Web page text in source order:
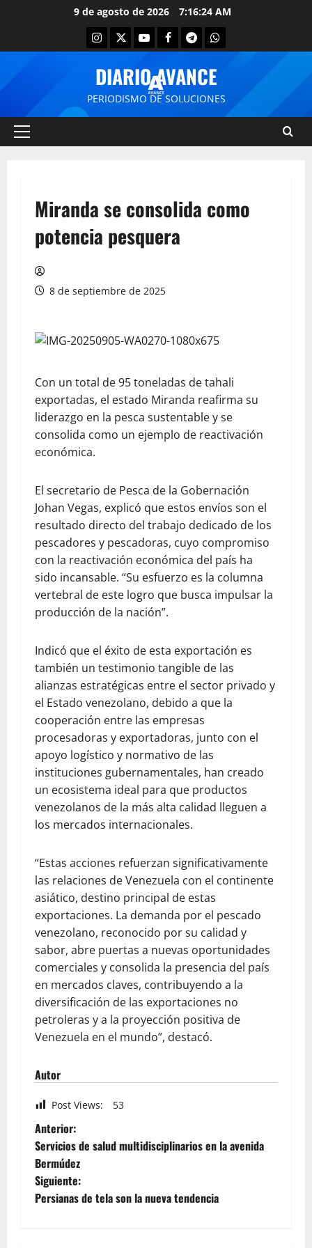
9 de agosto de 2026 7:16:24 AM
DIARIO AVANCE
PERIODISMO DE SOLUCIONES
Miranda se consolida como
potencia pesquera
8 de septiembre de 2025
Con un total de 95 toneladas de tahali
exportadas, el estado Miranda reafirma su
liderazgo en la pesca sustentable y se
consolida como un ejemplo de reactivación
económica.
El secretario de Pesca de la Gobernación
Johan Vegas, explicó que estos envíos son el
resultado directo del trabajo dedicado de los
pescadores y pescadoras, cuyo compromiso
con la reactivación económica del país ha
sido incansable. “Su esfuerzo es la columna
vertebral de este logro que busca impulsar la
producción de la nación”.
Indicó que el éxito de esta exportación es
también un testimonio tangible de las
alianzas estratégicas entre el sector privado y
el Estado venezolano, debido a que la
cooperación entre las empresas
procesadoras y exportadoras, junto con el
apoyo logístico y normativo de las
instituciones gubernamentales, han creado
un ecosistema ideal para que productos
venezolanos de la más alta calidad lleguen a
los mercados internacionales.
“Estas acciones refuerzan significativamente
las relaciones de Venezuela con el continente
asiático, destino principal de estas
exportaciones. La demanda por el pescado
venezolano, reconocido por su calidad y
sabor, abre puertas a nuevas oportunidades
comerciales y consolida la presencia del país
en mercados claves, contribuyendo a la
diversificación de las exportaciones no
petroleras y a la proyección positiva de
Venezuela en el mundo”, destacó.
Autor
Post Views: 53
Anterior:
Servicios de salud multidisciplinarios en la avenida
Bermúdez
Siguiente:
Persianas de tela son la nueva tendencia